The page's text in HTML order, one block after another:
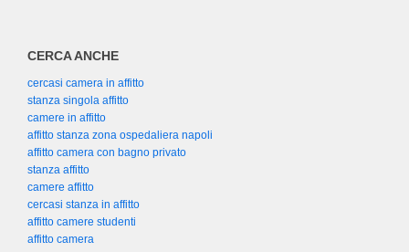
CERCA ANCHE
cercasi camera in affitto
stanza singola affitto
camere in affitto
affitto stanza zona ospedaliera napoli
affitto camera con bagno privato
stanza affitto
camere affitto
cercasi stanza in affitto
affitto camere studenti
affitto camera